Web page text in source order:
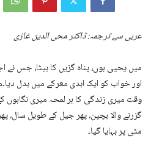
عربی سے ترجمہ: ڈاکٹر محی الدین غازی
میں یحیی ہوں، پناہ گزیں کا بیٹا، جس نے
اور خواب کو ایک ابدی معرکے میں بدل
وقت میری زندگی کا ہر لمحہ میری نگاہوں
گزرنے والا بچپن، پھر جیل کے طویل
مٹی پر بہایا گیا۔